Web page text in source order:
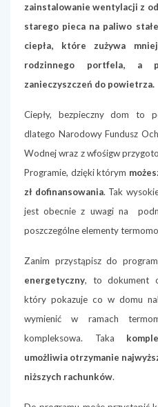
zainstalowanie wentylacji z
starego pieca na paliwo
ciepła, które zużywa
rodzinnego portfela, a
zanieczyszczeń do powietrza.
Ciepły, bezpieczny dom to
dlatego Narodowy Fundusz
Wodnej wraz z wfośigw
Programie, dzięki którym
zł dofinansowania. Tak
jest obecnie z uwagi na
poszczególne elementy
Zanim przystąpisz do
energetyczny, to dokument
który pokazuje co w domu
wymienić w ramach
kompleksowa. Taka
umożliwia otrzymanie
niższych rachunków.